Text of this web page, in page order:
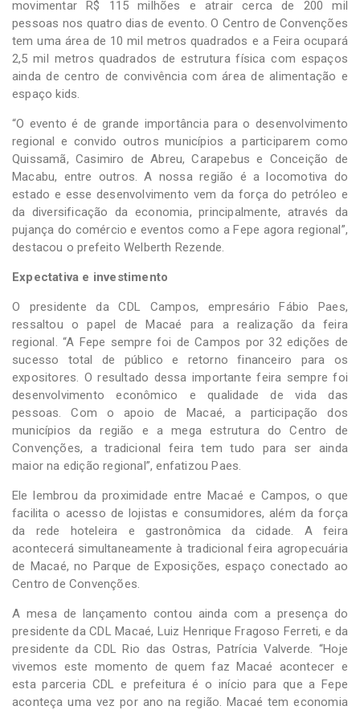
movimentar R$ 115 milhões e atrair cerca de 200 mil
pessoas nos quatro dias de evento. O Centro de Convenções
tem uma área de 10 mil metros quadrados e a Feira ocupará
2,5 mil metros quadrados de estrutura física com espaços
ainda de centro de convivência com área de alimentação e
espaço kids.
“O evento é de grande importância para o desenvolvimento
regional e convido outros municípios a participarem como
Quissamã, Casimiro de Abreu, Carapebus e Conceição de
Macabu, entre outros. A nossa região é a locomotiva do
estado e esse desenvolvimento vem da força do petróleo e
da diversificação da economia, principalmente, através da
pujança do comércio e eventos como a Fepe agora regional”,
destacou o prefeito Welberth Rezende.
Expectativa e investimento
O presidente da CDL Campos, empresário Fábio Paes,
ressaltou o papel de Macaé para a realização da feira
regional. “A Fepe sempre foi de Campos por 32 edições de
sucesso total de público e retorno financeiro para os
expositores. O resultado dessa importante feira sempre foi
desenvolvimento econômico e qualidade de vida das
pessoas. Com o apoio de Macaé, a participação dos
municípios da região e a mega estrutura do Centro de
Convenções, a tradicional feira tem tudo para ser ainda
maior na edição regional”, enfatizou Paes.
Ele lembrou da proximidade entre Macaé e Campos, o que
facilita o acesso de lojistas e consumidores, além da força
da rede hoteleira e gastronômica da cidade. A feira
acontecerá simultaneamente à tradicional feira agropecuária
de Macaé, no Parque de Exposições, espaço conectado ao
Centro de Convenções.
A mesa de lançamento contou ainda com a presença do
presidente da CDL Macaé, Luiz Henrique Fragoso Ferreti, e da
presidente da CDL Rio das Ostras, Patrícia Valverde. “Hoje
vivemos este momento de quem faz Macaé acontecer e
esta parceria CDL e prefeitura é o início para que a Fepe
aconteça uma vez por ano na região. Macaé tem economia